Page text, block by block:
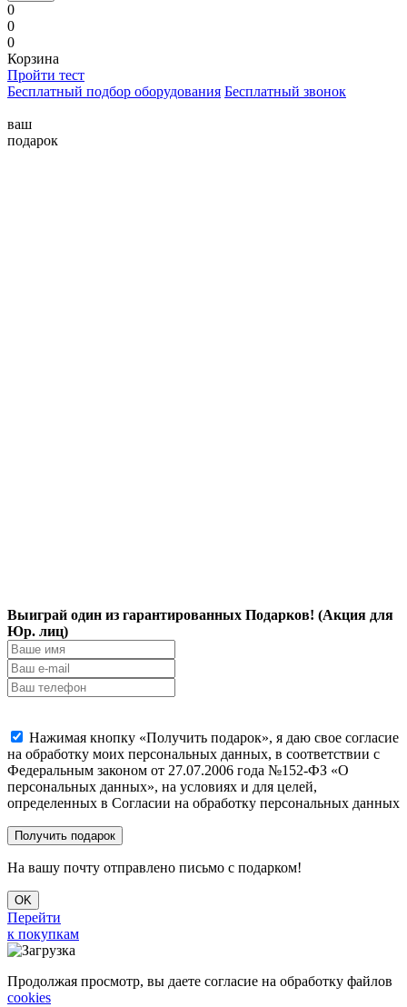
0
0
0
Корзина
Пройти тест
Бесплатный подбор оборудования Бесплатный звонок
ваш
подарок
Выиграй один из гарантированных Подарков! (Акция для
Юр. лиц)
Нажимая кнопку «Получить подарок», я даю свое согласие
на обработку моих персональных данных, в соответствии с
Федеральным законом от 27.07.2006 года №152-ФЗ «О
персональных данных», на условиях и для целей,
определенных в Согласии на обработку персональных данных
На вашу почту отправлено письмо с подарком!
OK
Перейти
к покупкам
Продолжая просмотр, вы даете согласие на обработку файлов
cookies